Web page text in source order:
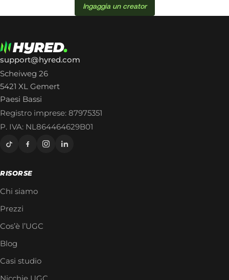
Ingaggia un creator
support@hyred.com
Scheiweg 26
5421 XL Gemert
Paesi Bassi
Registro imprese: 87975351
P. IVA: NL864464629B01
RISORSE
Chi siamo
Prezzi
Cos’è l’UGC
Blog
Casi studio